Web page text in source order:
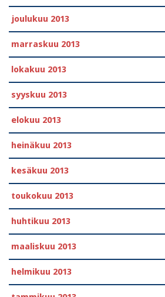
joulukuu 2013
marraskuu 2013
lokakuu 2013
syyskuu 2013
elokuu 2013
heinäkuu 2013
kesäkuu 2013
toukokuu 2013
huhtikuu 2013
maaliskuu 2013
helmikuu 2013